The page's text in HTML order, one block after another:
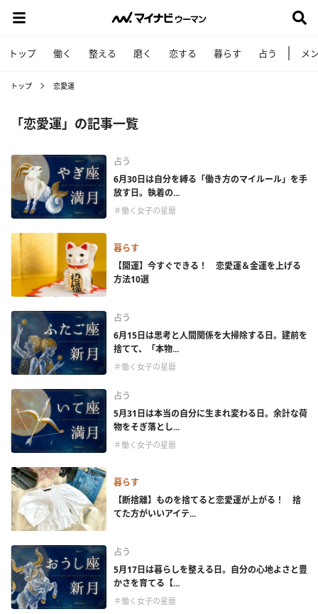
トップ 働く 整える 磨く 恋する 暮らす 占う メ
トップ 恋愛運
「恋愛運」の記事一覧
占う
6月30日は自分を縛る「働き方のマイルール」を手
放す日。執着の...
＃働く女子の星暦
暮らす
【開運】今すぐできる！ 恋愛運＆金運を上げる
方法10選
占う
6月15日は思考と人間関係を大掃除する日。建前を
捨てて、「本物...
＃働く女子の星暦
占う
5月31日は本当の自分に生まれ変わる日。余計な荷
物をそぎ落とし...
＃働く女子の星暦
暮らす
【断捨離】ものを捨てると恋愛運が上がる！ 捨
てた方がいいアイテ...
占う
5月17日は暮らしを整える日。自分の心地よさと豊
かさを育てる【...
＃働く女子の星暦